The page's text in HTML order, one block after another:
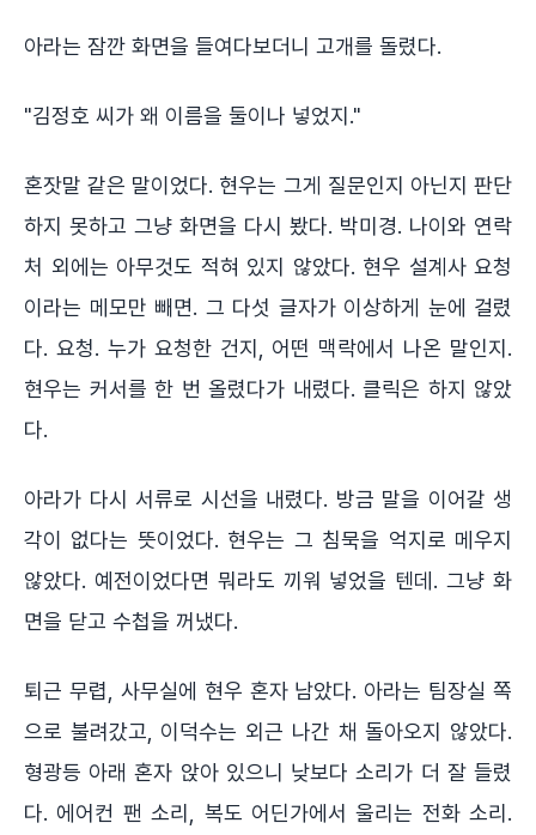
아라는 잠깐 화면을 들여다보더니 고개를 돌렸다.
"김정호 씨가 왜 이름을 둘이나 넣었지."
혼잣말 같은 말이었다. 현우는 그게 질문인지 아닌지 판단
하지 못하고 그냥 화면을 다시 봤다. 박미경. 나이와 연락
처 외에는 아무것도 적혀 있지 않았다. 현우 설계사 요청
이라는 메모만 빼면. 그 다섯 글자가 이상하게 눈에 걸렸
다. 요청. 누가 요청한 건지, 어떤 맥락에서 나온 말인지.
현우는 커서를 한 번 올렸다가 내렸다. 클릭은 하지 않았
다.
아라가 다시 서류로 시선을 내렸다. 방금 말을 이어갈 생
각이 없다는 뜻이었다. 현우는 그 침묵을 억지로 메우지
않았다. 예전이었다면 뭐라도 끼워 넣었을 텐데. 그냥 화
면을 닫고 수첩을 꺼냈다.
퇴근 무렵, 사무실에 현우 혼자 남았다. 아라는 팀장실 쪽
으로 불려갔고, 이덕수는 외근 나간 채 돌아오지 않았다.
형광등 아래 혼자 앉아 있으니 낮보다 소리가 더 잘 들렸
다. 에어컨 팬 소리, 복도 어딘가에서 울리는 전화 소리.